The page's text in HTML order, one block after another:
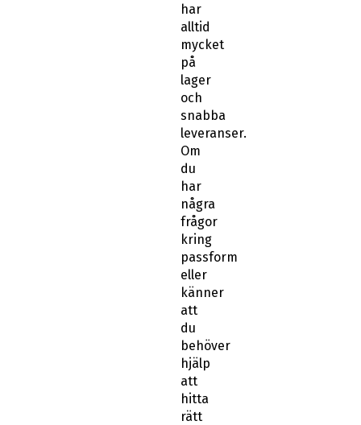
har
alltid
mycket
på
lager
och
snabba
leveranser.
Om
du
har
några
frågor
kring
passform
eller
känner
att
du
behöver
hjälp
att
hitta
rätt